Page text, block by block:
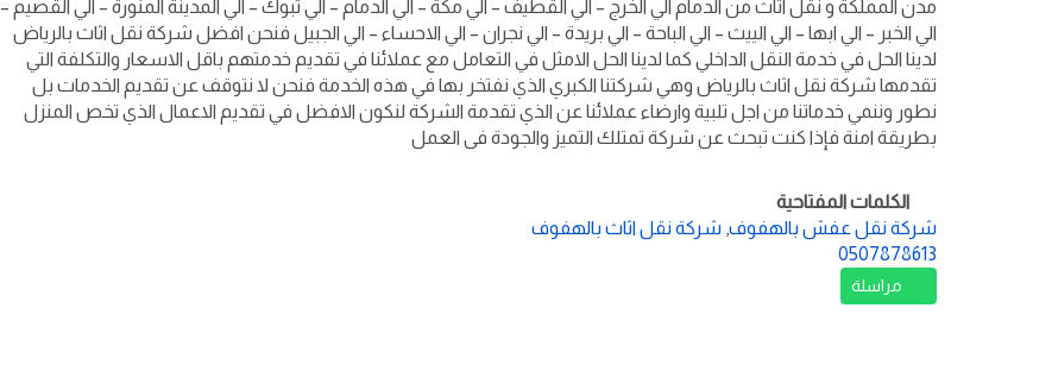
مدن المملكة و نقل اثاث من الدمام الي الخرج – الي القطيف – الي مكة – الي الدمام – الي تبوك – الي المدينة المنورة – الي القصيم –
الي الخبر – الي ابها – الي الييث – الي الباحة – الي بريدة – الي نجران – الي الاحساء – الي الجبيل فنحن افضل شركة نقل اثاث بالرياض
لدينا الحل في خدمة النقل الداخلي كما لدينا الحل الامثل في التعامل مع عملائنا في تقديم خدمتهم باقل الاسعار والتكلفة التي
تقدمها شركة نقل اثاث بالرياض وهي شركتنا الكبري الذي نفتخر بها في هذه الخدمة فنحن لا نتوقف عن تقديم الخدمات بل
نطور وننمي خدماتنا من اجل تلبية وارضاء عملائنا عن الذي تقدمة الشركة لنكون الافضل في تقديم الاعمال الذي تخص المنزل
بطريقة امنة فإذا كنت تبحث عن شركة تمتلك التميز والجودة فى العمل
الكلمات المفتاحية
شركة نقل عفش بالهفوف, شركة نقل اثاث بالهفوف
0507878613
مراسلة